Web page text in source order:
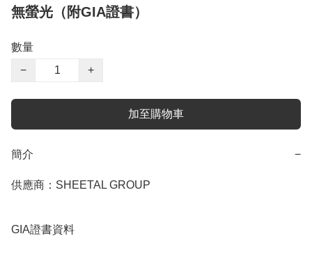
無螢光（附GIA證書）
數量
−
+
加至購物車
簡介 −
供應商：SHEETAL GROUP
GIA證書資料